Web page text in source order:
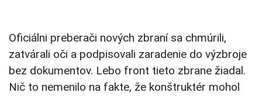
Oficiálni preberači nových zbraní sa chmúrili,
zatvárali oči a podpisovali zaradenie do výzbroje
bez dokumentov. Lebo front tieto zbrane žiadal.
Nič to nemenilo na fakte, že konštruktér mohol